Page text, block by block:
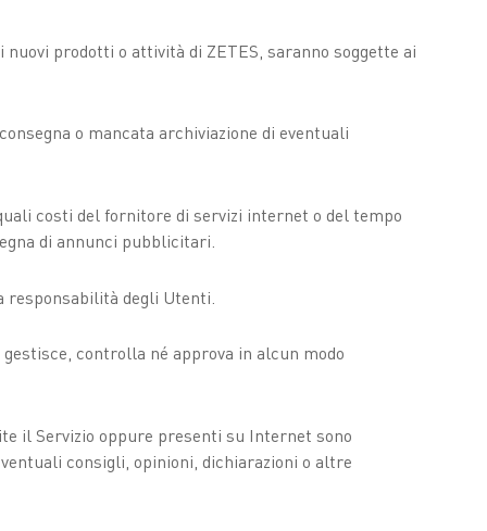
prodotti o attività di ZETES, saranno soggette ai
o mancata archiviazione di eventuali
costi del fornitore di servizi internet o del tempo
di annunci pubblicitari.
degli Utenti.
controlla né approva in alcun modo
il Servizio oppure presenti su Internet sono
consigli, opinioni, dichiarazioni o altre